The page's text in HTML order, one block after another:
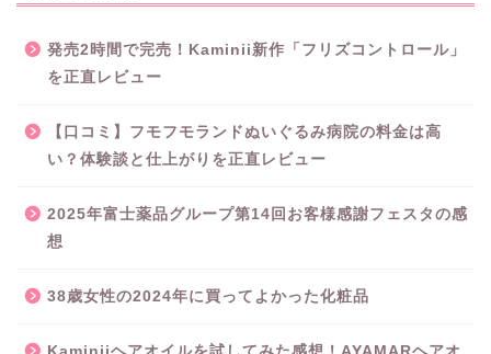
発売2時間で完売！Kaminii新作「フリズコントロール」
を正直レビュー
【口コミ】フモフモランドぬいぐるみ病院の料金は高
い？体験談と仕上がりを正直レビュー
2025年富士薬品グループ第14回お客様感謝フェスタの感
想
38歳女性の2024年に買ってよかった化粧品